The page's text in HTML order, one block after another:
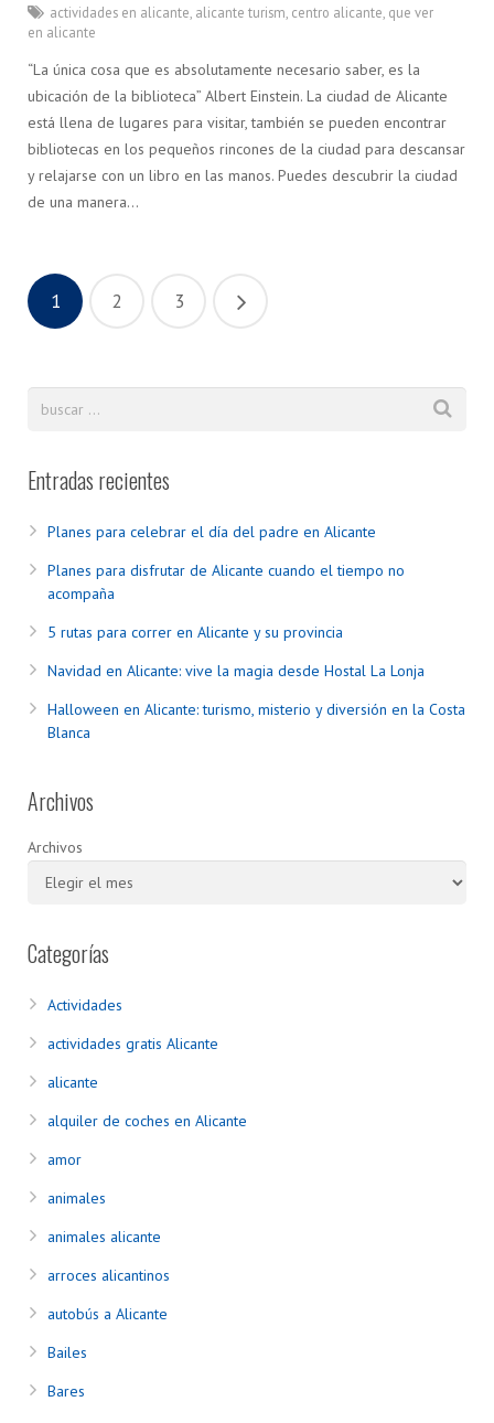
actividades en alicante alicante turism centro alicante que ver
en alicante
“La única cosa que es absolutamente necesario saber, es la
ubicación de la biblioteca” Albert Einstein. La ciudad de Alicante
está llena de lugares para visitar, también se pueden encontrar
bibliotecas en los pequeños rincones de la ciudad para descansar
y relajarse con un libro en las manos. Puedes descubrir la ciudad
de una manera…
1 2 3
Entradas recientes
Planes para celebrar el día del padre en Alicante
Planes para disfrutar de Alicante cuando el tiempo no
acompaña
5 rutas para correr en Alicante y su provincia
Navidad en Alicante: vive la magia desde Hostal La Lonja
Halloween en Alicante: turismo, misterio y diversión en la Costa
Blanca
Archivos
Archivos
Categorías
Actividades
actividades gratis Alicante
alicante
alquiler de coches en Alicante
amor
animales
animales alicante
arroces alicantinos
autobús a Alicante
Bailes
Bares